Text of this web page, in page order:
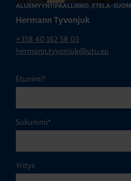
ALUEMYYNTIPÄÄLLIKKÖ, ETELÄ-SUOMI
Hermann Tyvonjuk
+358 40 162 58 03
hermann.tyvonjuk@utu.eu
Etunimi*
Sukunimi*
Yritys